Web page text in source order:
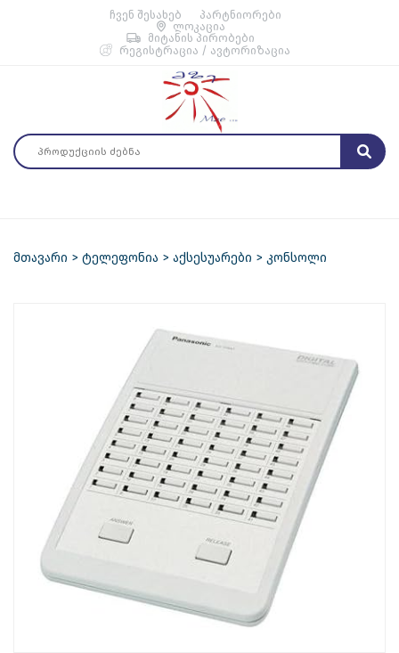
ჩვენ შესახებ
პარტნიორები
ლოკაცია
მიტანის პირობები
რეგისტრაცია / ავტორიზაცია
მთავარი ტელეფონია აქსესუარები კონსოლი